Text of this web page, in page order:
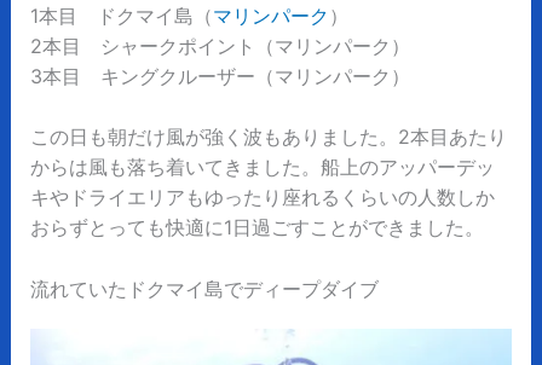
1本目 ドクマイ島（マリンパーク ）
2本目 シャークポイント（マリンパーク）
3本目 キングクルーザー（マリンパーク）
この日も朝だけ風が強く波もありました。2本目あたり
からは風も落ち着いてきました。船上のアッパーデッ
キやドライエリアもゆったり座れるくらいの人数しか
おらずとっても快適に1日過ごすことができました。
流れていたドクマイ島でディープダイブ